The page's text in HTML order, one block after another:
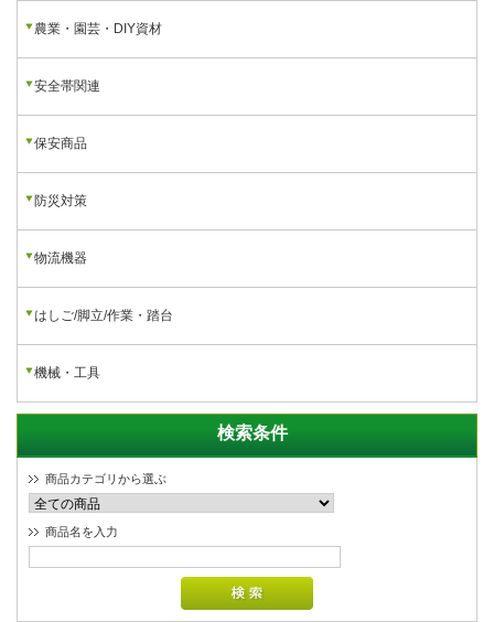
農業・園芸・DIY資材
安全帯関連
保安商品
防災対策
物流機器
はしご/脚立/作業・踏台
機械・工具
検索条件
商品カテゴリから選ぶ
商品名を入力